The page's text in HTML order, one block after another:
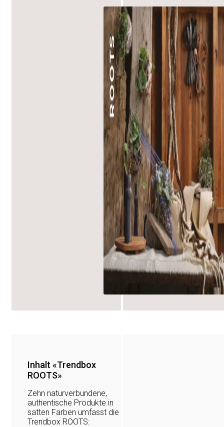
Jeder Wurf
Verpackungen
Rohstoffe im
rufen wir
Austria (ARA)
nach dem
nur…
Mehr erfahren
Inhalt «Trendbox
ROOTS»
Zehn naturverbundene,
authentische Produkte in
satten Farben umfasst die
Trendbox ROOTS: